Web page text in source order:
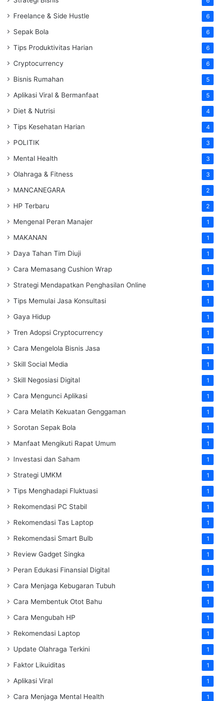
Freelance & Side Hustle 6
Sepak Bola 6
Tips Produktivitas Harian 6
Cryptocurrency 6
Bisnis Rumahan 5
Aplikasi Viral & Bermanfaat 5
Diet & Nutrisi 4
Tips Kesehatan Harian 4
POLITIK 3
Mental Health 3
Olahraga & Fitness 3
MANCANEGARA 2
HP Terbaru 2
Mengenal Peran Manajer 1
MAKANAN 1
Daya Tahan Tim Diuji 1
Cara Memasang Cushion Wrap 1
Strategi Mendapatkan Penghasilan Online 1
Tips Memulai Jasa Konsultasi 1
Gaya Hidup 1
Tren Adopsi Cryptocurrency 1
Cara Mengelola Bisnis Jasa 1
Skill Social Media 1
Skill Negosiasi Digital 1
Cara Mengunci Aplikasi 1
Cara Melatih Kekuatan Genggaman 1
Sorotan Sepak Bola 1
Manfaat Mengikuti Rapat Umum 1
Investasi dan Saham 1
Strategi UMKM 1
Tips Menghadapi Fluktuasi 1
Rekomendasi PC Stabil 1
Rekomendasi Tas Laptop 1
Rekomendasi Smart Bulb 1
Review Gadget Singka 1
Peran Edukasi Finansial Digital 1
Cara Menjaga Kebugaran Tubuh 1
Cara Membentuk Otot Bahu 1
Cara Mengubah HP 1
Rekomendasi Laptop 1
Update Olahraga Terkini 1
Faktor Likuiditas 1
Aplikasi Viral 1
Cara Menjaga Mental Health 1